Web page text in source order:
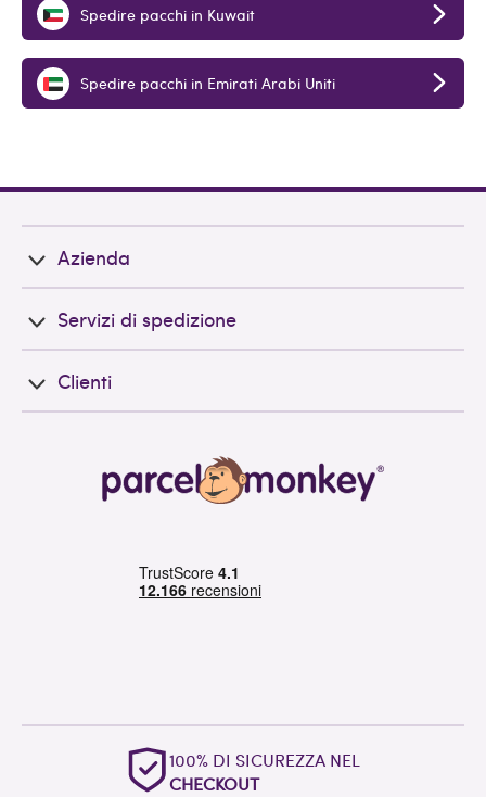
Spedire pacchi in Kuwait
Spedire pacchi in Emirati Arabi Uniti
Azienda
Servizi di spedizione
Clienti
100% DI SICUREZZA NEL
CHECKOUT